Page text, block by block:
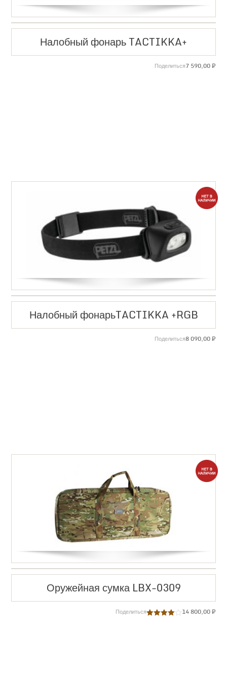
Налобный фонарь TACTIKKA+
7 590,00₽
Поделиться
Налобный фонарьTACTIKKA +RGB
8 090,00₽
Поделиться
Оружейная сумка LBX-0309
14 800,00₽
Поделиться